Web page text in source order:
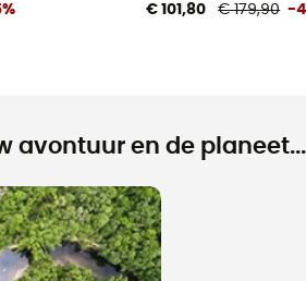
€ 101,80 € 179,90 -
avontuur en de planeet...